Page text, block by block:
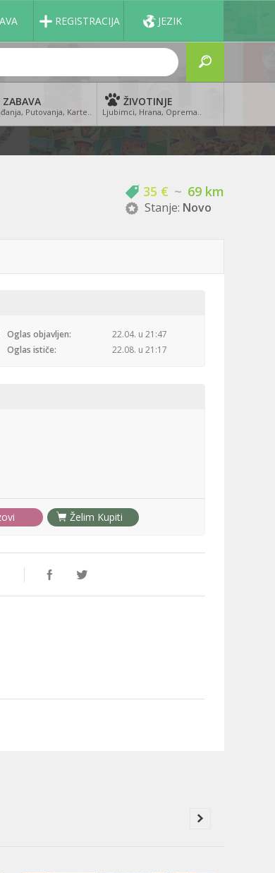
REGISTRACIJA JEZIK
ZABAVA
Putovanja, Karte..
ŽIVOTINJE
Ljubimci, Hrana, Oprema..
35 € ~ 69 km
Stanje: Novo
Oglas objavljen:
22.04. u 21:47
Oglas ističe:
22.08. u 21:17
Želim Kupiti